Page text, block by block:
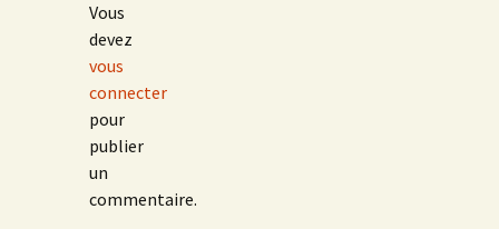
Vous
devez
vous
connecter
pour
publier
un
commentaire.